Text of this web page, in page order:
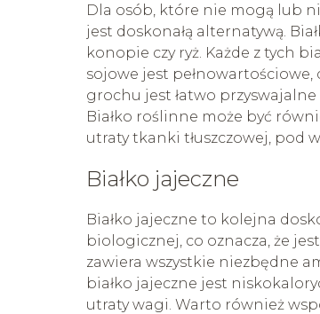
Dla osób, które nie mogą lub
jest doskonałą alternatywą.
konopie czy ryż. Każde z tych
sojowe jest pełnowartościowe,
grochu jest łatwo
Białko roślinne może być
utraty tkanki tłuszczowej, pod
Białko jajeczne
Białko jajeczne to kolejna
biologicznej, co oznacza, że
zawiera wszystkie niezbędne
białko jajeczne jest
utraty wagi. Warto również